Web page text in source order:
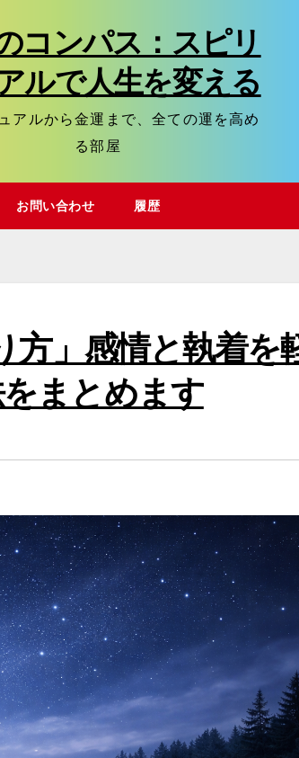
コンパス：スピリ
ルで人生を変える
アルから金運まで、全ての運を高め
る部屋
お問い合わせ 履歴
方」感情と執着を
まとめます